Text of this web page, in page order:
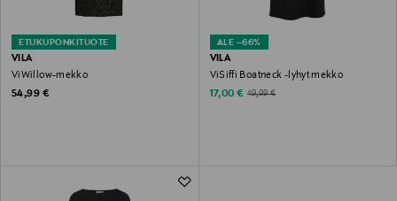
ETUKUPONKITUOTE
VILA
ViWillow-mekko
Original Price
54,99 €
ALE –66%
VILA
ViSiffi Boatneck -lyhyt mekko
Discounted Price
17,00 € Original Price
49,99 €